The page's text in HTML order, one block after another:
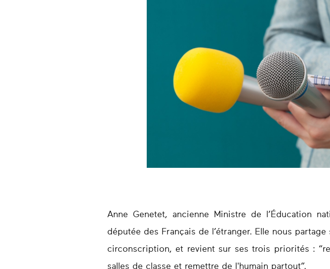
Anne Genetet, ancienne Ministre de l’Éducation
députée des Français de l’étranger. Elle nous
circonscription, et revient sur ses trois priorités :
salles de classe et remettre de l'humain partout”.